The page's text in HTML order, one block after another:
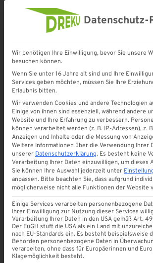
Polycarbonat
ALLE
Alle Produkte ansehen Polycarbonat
Datenschutz-
Wir benötigen Ihre Einwilligung, bevor Sie unsere
besuchen können.
Wenn Sie unter 16 Jahre alt sind und Ihre
Services geben möchten, müssen Sie Ihre
Erlaubnis bitten.
Wir verwenden Cookies und andere Technologien
Einige von ihnen sind essenziell, während andere
Website und Ihre Erfahrung zu verbessern.
können verarbeitet werden (z. B. IP-Adressen), z.
Anzeigen und Inhalte oder die Messung von
Weitere Informationen über die Verwendung Ihrer
unserer Datenschutzerklärung. Es besteht keine
Verarbeitung Ihrer Daten einzuwilligen, um dieses
Sie können Ihre Auswahl jederzeit unter
anpassen. Bitte beachten Sie, dass aufgrund
möglicherweise nicht alle Funktionen der Website
Einige Services verarbeiten personenbezogene
Ihrer Einwilligung zur Nutzung dieser Services
Verarbeitung Ihrer Daten in den USA gemäß Art. 49
Der EuGH stuft die USA als ein Land mit
nach EU-Standards ein. Es besteht beispielsweise
Behörden personenbezogene Daten in
verarbeiten, ohne dass für Europäerinnen und
Klagemöglichkeit besteht.